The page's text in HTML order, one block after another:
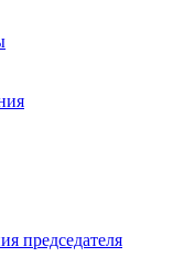
председателя